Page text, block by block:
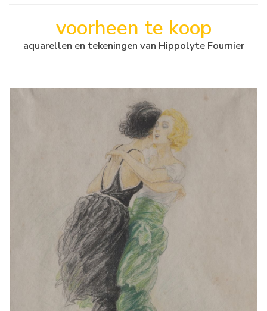
voorheen te koop
aquarellen en tekeningen van Hippolyte Fournier